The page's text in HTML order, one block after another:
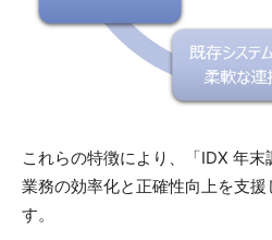
これらの特徴により、「IDX 年末
業務の効率化と正確性向上を支
す。